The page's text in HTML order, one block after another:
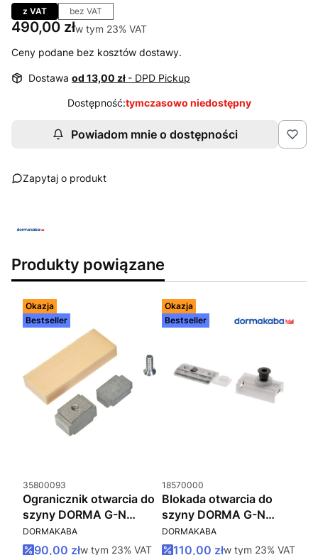
z VAT bez VAT
Cena
490,00 złw tym 23% VAT
w tym 23% VAT
Ceny podane bez kosztów dostawy.
Dostawa od 13,00 zł - DPD Pickup
Dostępność:tymczasowo niedostępny
Powiadom mnie o dostępności
Zapytaj o produkt
Produkty powiązane
Okazja
Bestseller
Kod produktu
35800093
Ogranicznik otwarcia do
szyny DORMA G-N
TS91/TS92/TS93
PRODUCENT
DORMAKABA
Cena promocyjna brutto
90,00 złw tym %s VAT
w tym 23% VAT
Okazja
Bestseller
Kod produktu
18570000
Blokada otwarcia do
szyny DORMA G-N
TS91/TS92/TS93
PRODUCENT
DORMAKABA
Cena promocyjna brutto
110,00 złw tym %s VAT
w tym 23% VAT